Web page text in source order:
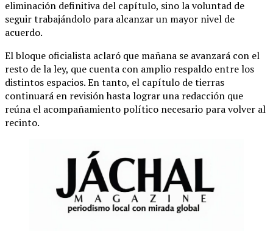
eliminación definitiva del capítulo, sino la voluntad de
seguir trabajándolo para alcanzar un mayor nivel de
acuerdo.
El bloque oficialista aclaró que mañana se avanzará con el
resto de la ley, que cuenta con amplio respaldo entre los
distintos espacios. En tanto, el capítulo de tierras
continuará en revisión hasta lograr una redacción que
reúna el acompañamiento político necesario para volver al
recinto.